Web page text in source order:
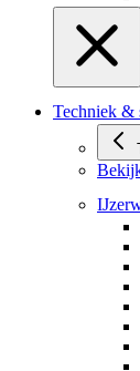
Techniek &